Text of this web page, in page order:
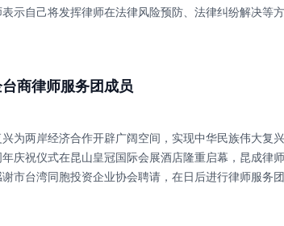
示自己将发挥律师在法律风险预防、法律纠纷解决等
商律师服务团成员
为两岸经济合作开辟广阔空间，实现中华民族伟大复
庆祝仪式在昆山皇冠国际会展酒店隆重启幕，昆成律
市台湾同胞投资企业协会聘请，在日后进行律师服务